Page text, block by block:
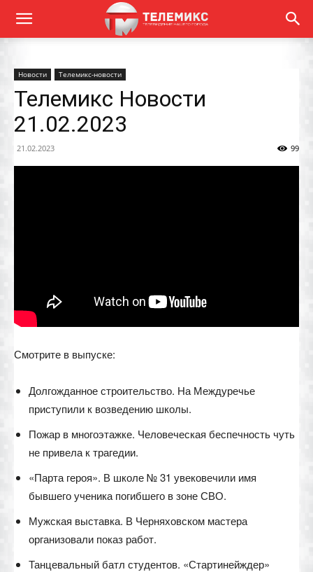
Новости Телемикс-новости
Телемикс Новости
21.02.2023
21.02.2023 99
Смотрите в выпуске:
Долгожданное строительство. На Междуречье
приступили к возведению школы.
Пожар в многоэтажке. Человеческая беспечность чуть
не привела к трагедии.
«Парта героя». В школе № 31 увековечили имя
бывшего ученика погибшего в зоне СВО.
Мужская выставка. В Черняховском мастера
организовали показ работ.
Танцевальный батл студентов. «Стартинейждер»